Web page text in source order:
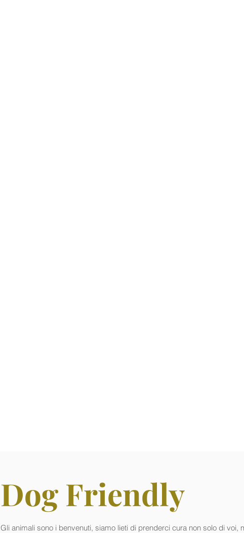
Dog Friendly
Gli animali sono i benvenuti, siamo lieti di prenderci cura non solo di voi,